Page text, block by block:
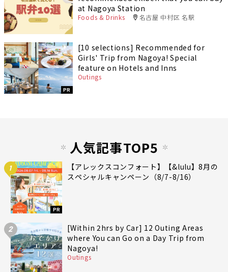
at Nagoya Station
Foods & Drinks 名古屋 中村区 名駅
PR
[10 selections] Recommended for
Girls' Trip from Nagoya! Special
feature on Hotels and Inns
Outings
人気記事TOP5
1
PR
【アレックスコンフォート】【&lulu】8月の
スペシャルキャンペーン（8/7-8/16）
2
[Within 2hrs by Car] 12 Outing Areas
where You can Go on a Day Trip from
Nagoya!
Outings